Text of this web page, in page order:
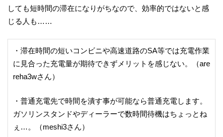
しても短時間の滞在になりがちなので、効率的ではないと感
じる人も……
・滞在時間の短いコンビニや高速道路のSA等では充電作業
に見合った充電量が期待できずメリットを感じない。（are
reha3wさん）
・普通充電先で時間を潰す事が可能なら普通充電します。
ガソリンスタンドやディーラーで数時間待機はちょっとね
ぇ…。（meshi3さん）